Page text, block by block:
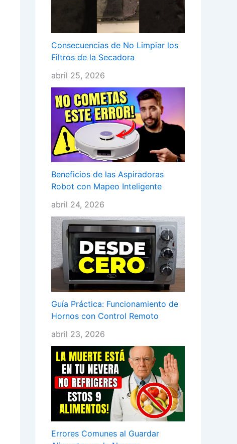
Consecuencias de No Limpiar los
Filtros de la Secadora
abril 25, 2026
Beneficios de las Aspiradoras
Robot con Mapeo Inteligente
abril 24, 2026
Guía Práctica: Funcionamiento de
Hornos con Control Remoto
abril 23, 2026
Errores Comunes al Guardar